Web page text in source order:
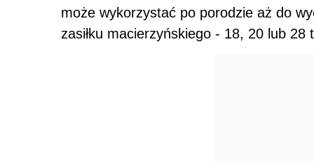
może wykorzystać po porodzie aż do
zasiłku macierzyńskiego - 18, 20 lub 28